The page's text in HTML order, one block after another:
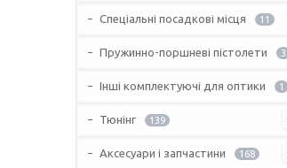
Спеціальні посадкові місця 11
Пружинно-поршневі пістолети 3
Інші комплектуючі для оптики 1
Тюнінг 139
Аксесуари і запчастини 168